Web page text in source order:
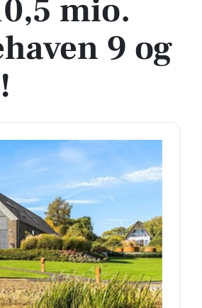
mio.
9 og